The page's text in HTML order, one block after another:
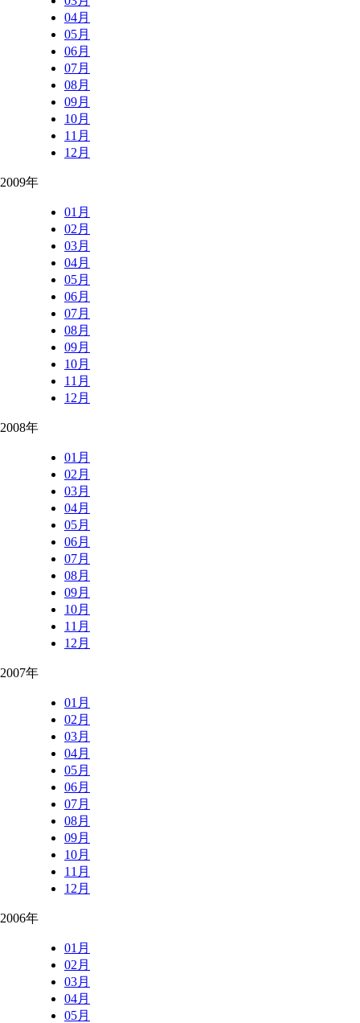
04月
05月
06月
07月
08月
09月
10月
11月
12月
2009年
01月
02月
03月
04月
05月
06月
07月
08月
09月
10月
11月
12月
2008年
01月
02月
03月
04月
05月
06月
07月
08月
09月
10月
11月
12月
2007年
01月
02月
03月
04月
05月
06月
07月
08月
09月
10月
11月
12月
2006年
01月
02月
03月
04月
05月